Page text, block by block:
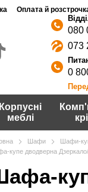
Оплата й
080
073
0
Корпусні
меблі
Шафи Шафи-
купе дводверна